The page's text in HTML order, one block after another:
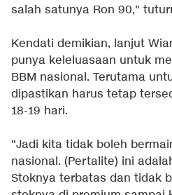
salah satunya Ron 90,"
Kendati demikian, lanjut
punya keleluasaan untuk
BBM nasional. Terutama
dipastikan harus tetap
18-19 hari.
"Jadi kita tidak boleh
nasional. (Pertalite) ini
Stoknya terbatas dan tidak